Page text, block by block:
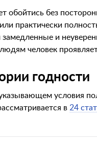
обойтись без
практически
и
человек проявляет
годности
условия
в 24